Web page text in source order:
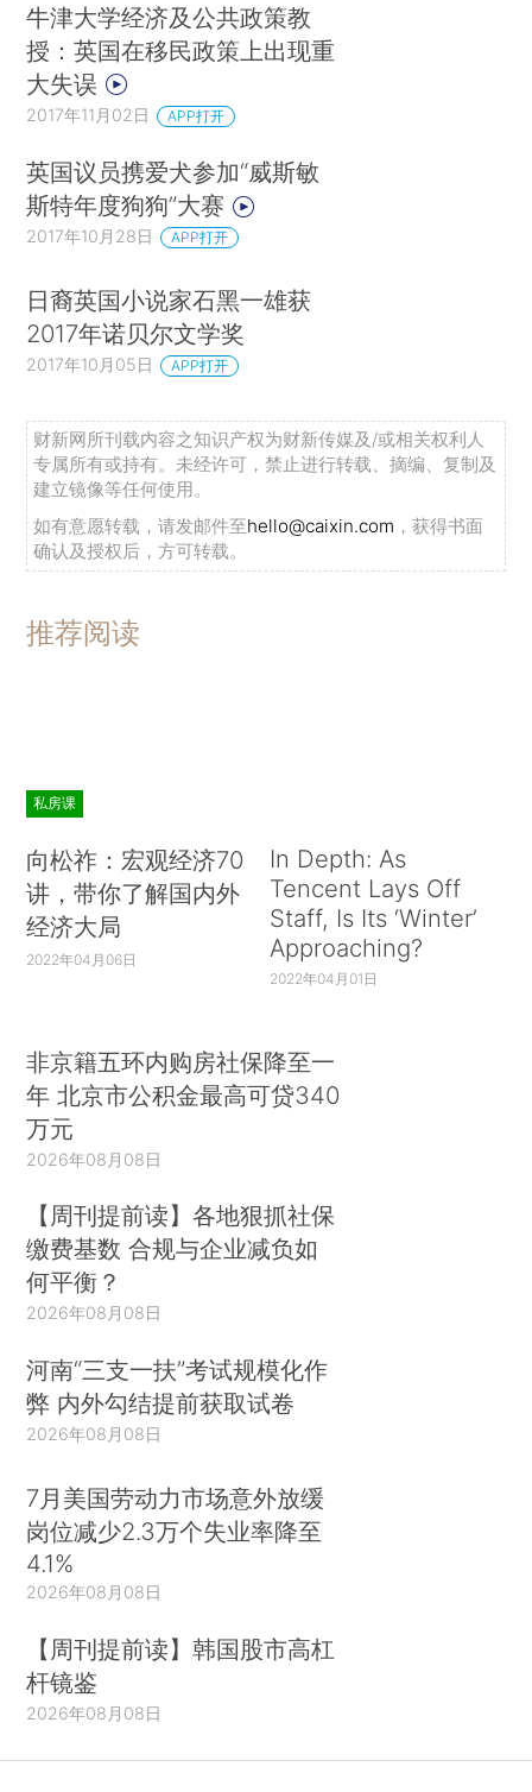
牛津大学经济及公共政策教
授：英国在移民政策上出现重
大失误
2017年11月02日 APP打开
英国议员携爱犬参加“威斯敏
斯特年度狗狗”大赛
2017年10月28日 APP打开
日裔英国小说家石黑一雄获
2017年诺贝尔文学奖
2017年10月05日 APP打开
财新网所刊载内容之知识产权为财新传媒及/或相关权利人
专属所有或持有。未经许可，禁止进行转载、摘编、复制及
建立镜像等任何使用。
如有意愿转载，请发邮件至hello@caixin.com ，获得书面
确认及授权后，方可转载。
推荐阅读
私房课
向松祚：宏观经济70
讲，带你了解国内外
经济大局
2022年04月06日
In Depth: As
Tencent Lays Off
Staff, Is Its ‘Winter’
Approaching?
2022年04月01日
非京籍五环内购房社保降至一
年 北京市公积金最高可贷340
万元
2026年08月08日
【周刊提前读】各地狠抓社保
缴费基数 合规与企业减负如
何平衡？
2026年08月08日
河南“三支一扶”考试规模化作
弊 内外勾结提前获取试卷
2026年08月08日
7月美国劳动力市场意外放缓
岗位减少2.3万个失业率降至
4.1%
2026年08月08日
【周刊提前读】韩国股市高杠
杆镜鉴
2026年08月08日